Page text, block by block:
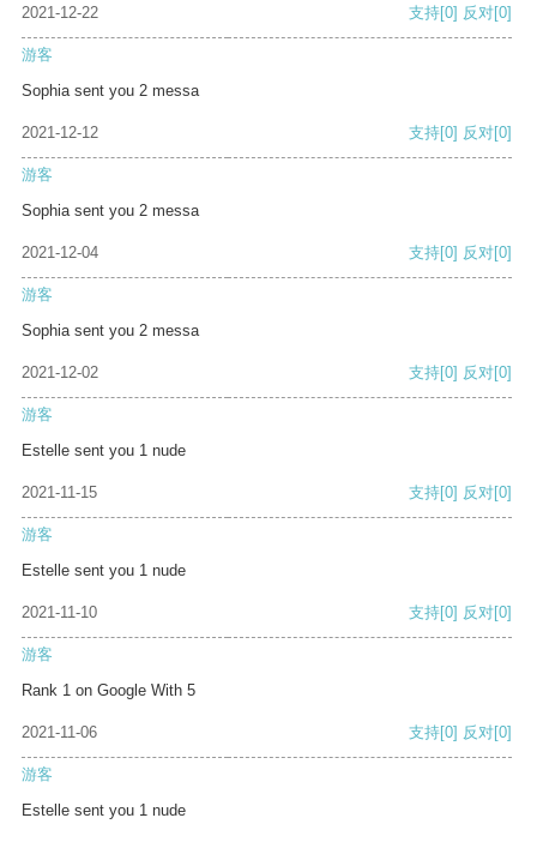
2021-12-22 支持[0] 反对[0]
游客
Sophia sent you 2 messa
2021-12-12 支持[0] 反对[0]
游客
Sophia sent you 2 messa
2021-12-04 支持[0] 反对[0]
游客
Sophia sent you 2 messa
2021-12-02 支持[0] 反对[0]
游客
Estelle sent you 1 nude
2021-11-15 支持[0] 反对[0]
游客
Estelle sent you 1 nude
2021-11-10 支持[0] 反对[0]
游客
Rank 1 on Google With 5
2021-11-06 支持[0] 反对[0]
游客
Estelle sent you 1 nude